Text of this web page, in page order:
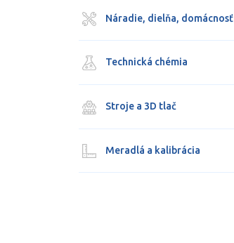
Náradie, dielňa, domácnosť
Technická chémia
Stroje a 3D tlač
Meradlá a kalibrácia